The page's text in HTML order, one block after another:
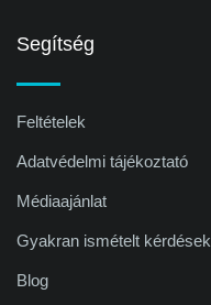
Segítség
Feltételek
Adatvédelmi tájékoztató
Médiaajánlat
Gyakran ismételt kérdések
Blog